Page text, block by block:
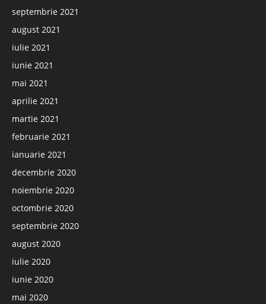
septembrie 2021
august 2021
iulie 2021
iunie 2021
mai 2021
aprilie 2021
martie 2021
februarie 2021
ianuarie 2021
decembrie 2020
noiembrie 2020
octombrie 2020
septembrie 2020
august 2020
iulie 2020
iunie 2020
mai 2020